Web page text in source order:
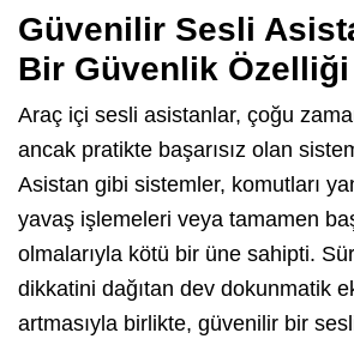
Güvenilir Sesli
Bir Güvenlik Özelliği
Araç içi sesli asistanlar, çoğu
ancak pratikte başarısız olan
Asistan gibi sistemler, komutları
yavaş işlemeleri veya tamamen
olmalarıyla kötü bir üne sahipti.
dikkatini dağıtan dev dokunmatik
artmasıyla birlikte, güvenilir bir